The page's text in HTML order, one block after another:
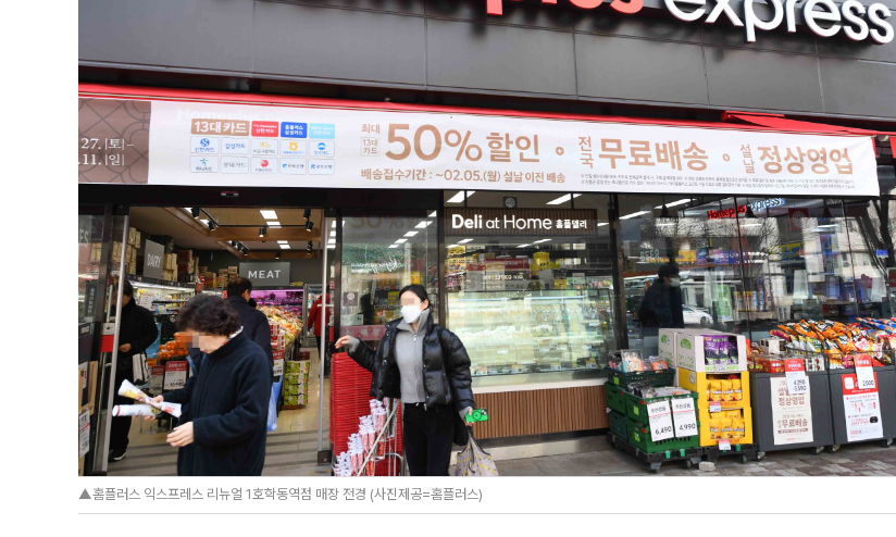
▲홈플러스 익스프레스 리뉴얼 1호학동역점 매장 전경 (사진제공=홈플러스)